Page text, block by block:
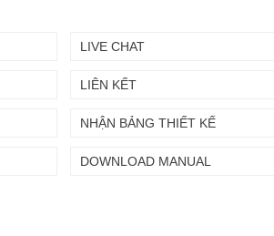
LIVE CHAT
LIÊN KẾT
NHẬN BẢNG THIẾT KẾ
DOWNLOAD MANUAL